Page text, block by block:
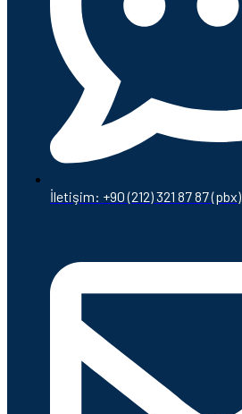
İletişim: +90 (212) 321 87 87 (pbx)